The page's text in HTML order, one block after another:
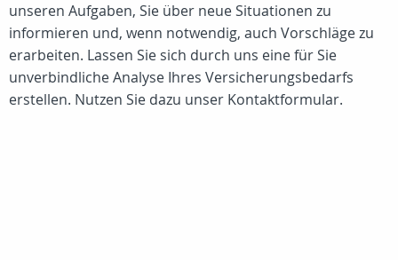
unseren Aufgaben, Sie über neue Situationen zu
informieren und, wenn notwendig, auch Vorschläge zu
erarbeiten. Lassen Sie sich durch uns eine für Sie
unverbindliche Analyse Ihres Versicherungsbedarfs
erstellen. Nutzen Sie dazu unser Kontaktformular.